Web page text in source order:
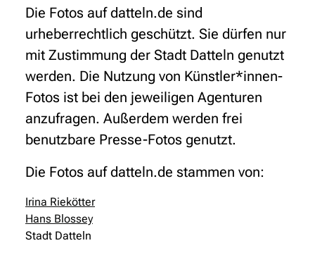
Die Fotos auf datteln.de sind
urheberrechtlich geschützt. Sie dürfen nur
mit Zustimmung der Stadt Datteln genutzt
werden. Die Nutzung von Künstler*innen-
Fotos ist bei den jeweiligen Agenturen
anzufragen. Außerdem werden frei
benutzbare Presse-Fotos genutzt.
Die Fotos auf datteln.de stammen von:
Irina Riekötter
Hans Blossey
Stadt Datteln